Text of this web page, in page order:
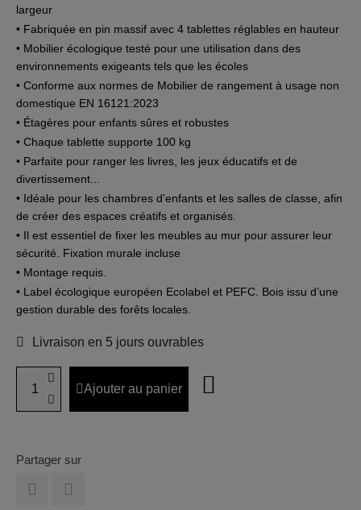
largeur
• Fabriquée en pin massif avec 4 tablettes réglables en hauteur
• Mobilier écologique testé pour une utilisation dans des
environnements exigeants tels que les écoles
• Conforme aux normes de Mobilier de rangement à usage non
domestique EN 16121:2023
• Étagères pour enfants sûres et robustes
• Chaque tablette supporte 100 kg
• Parfaite pour ranger les livres, les jeux éducatifs et de
divertissement...
• Idéale pour les chambres d'enfants et les salles de classe, afin
de créer des espaces créatifs et organisés.
• Il est essentiel de fixer les meubles au mur pour assurer leur
sécurité. Fixation murale incluse
• Montage requis.
• Label écologique européen Ecolabel et PEFC. Bois issu d’une
gestion durable des forêts locales.
Livraison en 5 jours ouvrables
Ajouter au panier
Partager sur